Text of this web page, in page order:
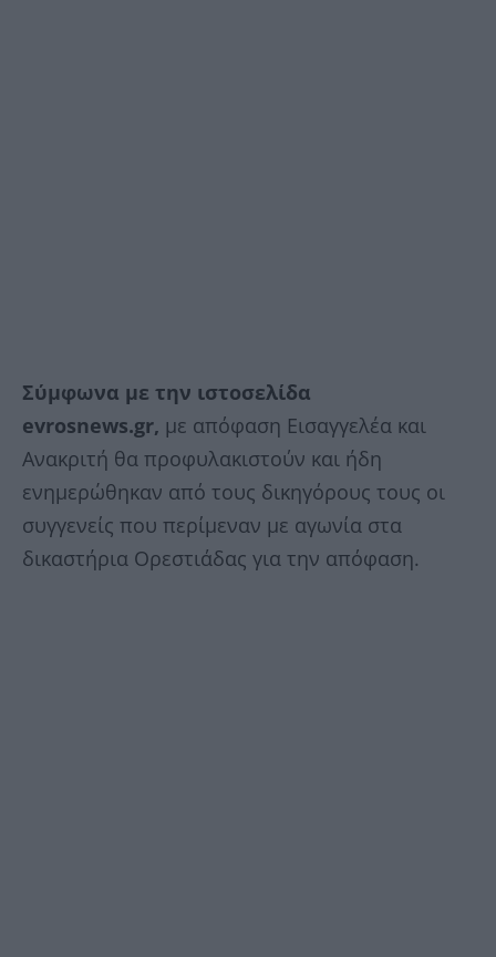
Σύμφωνα με την ιστοσελίδα
evrosnews.gr, με απόφαση Εισαγγελέα και
Ανακριτή θα προφυλακιστούν και ήδη
ενημερώθηκαν από τους δικηγόρους τους οι
συγγενείς που περίμεναν με αγωνία στα
δικαστήρια Ορεστιάδας για την απόφαση.